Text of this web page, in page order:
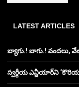
LATEST ARTICLES
బ్యాగు.! బాగు.! వందలు,
స్వర్గీయ ఎన్టీయార్‌ని